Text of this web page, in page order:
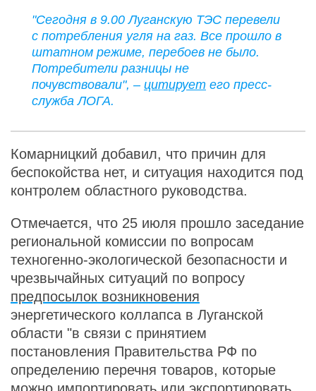
"Сегодня в 9.00 Луганскую ТЭС перевели
с потребления угля на газ. Все прошло в
штатном режиме, перебоев не было.
Потребители разницы не
почувствовали", – цитирует его пресс-
служба ЛОГА.
Комарницкий добавил, что причин для
беспокойства нет, и ситуация находится под
контролем областного руководства.
Отмечается, что 25 июля прошло заседание
региональной комиссии по вопросам
техногенно-экологической безопасности и
чрезвычайных ситуаций по вопросу
предпосылок возникновения
энергетического коллапса в Луганской
области "в связи с принятием
постановления Правительства РФ по
определению перечня товаров, которые